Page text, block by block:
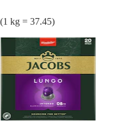
(1 kg = 37.45)